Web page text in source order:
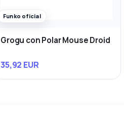
Funko oficial
Grogu con Polar Mouse Droid
35,92 EUR